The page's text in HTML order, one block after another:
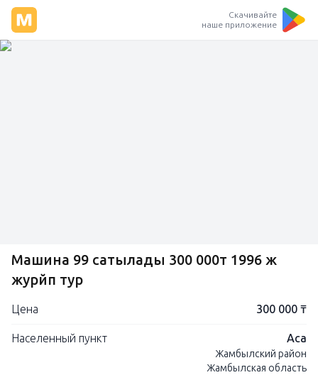
Скачивайте
наше приложение
Машина 99 сатылады 300 000т 1996 ж
журйп тур
Цена 300 000 ₸
Населенный пункт Аса
Жамбылский район
Жамбылская область